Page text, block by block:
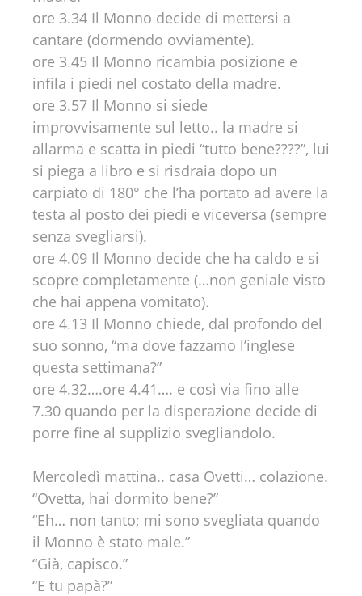
ore 3.34 Il Monno decide di mettersi a
cantare (dormendo ovviamente).
ore 3.45 Il Monno ricambia posizione e
infila i piedi nel costato della madre.
ore 3.57 Il Monno si siede
improvvisamente sul letto.. la madre si
allarma e scatta in piedi “tutto bene????”, lui
si piega a libro e si risdraia dopo un
carpiato di 180° che l’ha portato ad avere la
testa al posto dei piedi e viceversa (sempre
senza svegliarsi).
ore 4.09 Il Monno decide che ha caldo e si
scopre completamente (…non geniale visto
che hai appena vomitato).
ore 4.13 Il Monno chiede, dal profondo del
suo sonno, “ma dove fazzamo l’inglese
questa settimana?”
ore 4.32….ore 4.41…. e così via fino alle
7.30 quando per la disperazione decide di
porre fine al supplizio svegliandolo.
Mercoledì mattina.. casa Ovetti… colazione.
“Ovetta, hai dormito bene?”
“Eh… non tanto; mi sono svegliata quando
il Monno è stato male.”
“Già, capisco.”
“E tu papà?”